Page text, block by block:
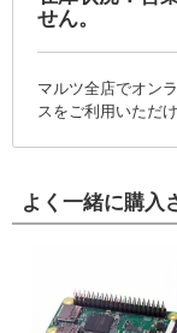
せん。
マルツ全店でオン
スをご利用いただけ
よく一緒に購入